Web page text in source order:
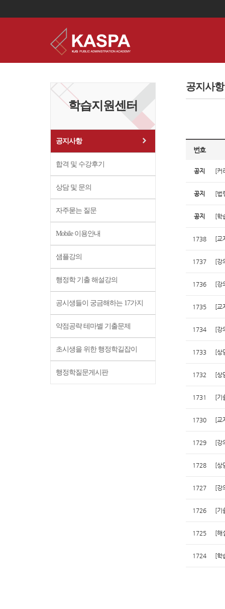
학습지원센터
공지사항
합격 및 수강후기
상담 및 문의
자주묻는 질문
Mobile 이용안내
샘플강의
행정학 기출 해설강의
공시생들이 궁금해하는 17가지
약점공략 테마별 기출문제
초시생을 위한 행정학길잡이
행정학질문게시판
공지사항
번호
공지 [커
공지 [법
공지 [학
1738 [교
1737 [강
1736 [강
1735 [교
1734 [강
1733 [상
1732 [상
1731 [기
1730 [교
1729 [강
1728 [상
1727 [강
1726 [기
1725 [해
1724 [학